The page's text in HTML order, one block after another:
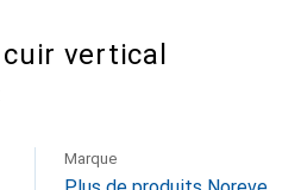
vertical
Marque